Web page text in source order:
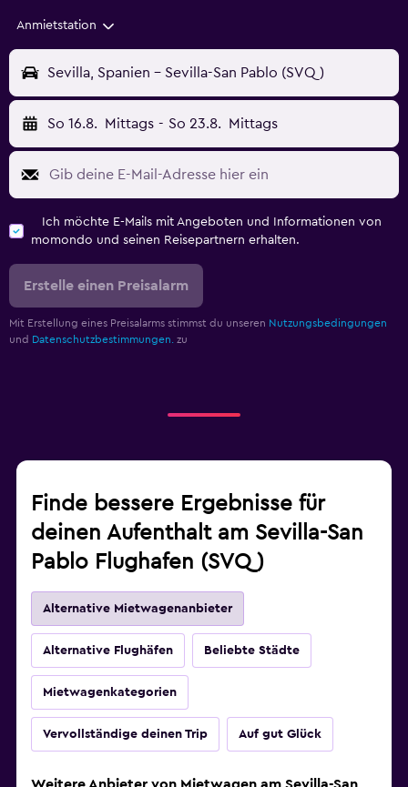
Anmietstation
Sevilla, Spanien - Sevilla-San Pablo (SVQ)
So 16.8. Mittags - So 23.8. Mittags
Ich möchte E-Mails mit Angeboten und Informationen von
momondo und seinen Reisepartnern erhalten.
Erstelle einen Preisalarm
Mit Erstellung eines Preisalarms stimmst du unseren Nutzungsbedingungen
und Datenschutzbestimmungen. zu
Finde bessere Ergebnisse für
deinen Aufenthalt am Sevilla-San
Pablo Flughafen (SVQ)
Alternative Mietwagenanbieter
Alternative Flughäfen Beliebte Städte
Mietwagenkategorien
Vervollständige deinen Trip Auf gut Glück